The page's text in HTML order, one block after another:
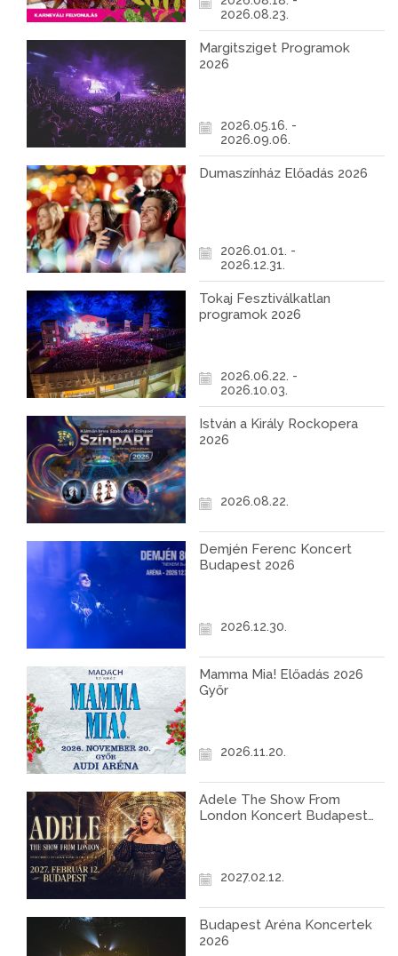
2026.08.23.
Margitsziget Programok
2026
2026.05.16. -
2026.09.06.
Dumaszínház Előadás 2026
2026.01.01. -
2026.12.31.
Tokaj Fesztiválkatlan
programok 2026
2026.06.22. -
2026.10.03.
István a Király Rockopera
2026
2026.08.22.
Demjén Ferenc Koncert
Budapest 2026
2026.12.30.
Mamma Mia! Előadás 2026
Győr
2026.11.20.
Adele The Show From
London Koncert Budapest
2027.02.12.
Budapest Aréna Koncertek
2026